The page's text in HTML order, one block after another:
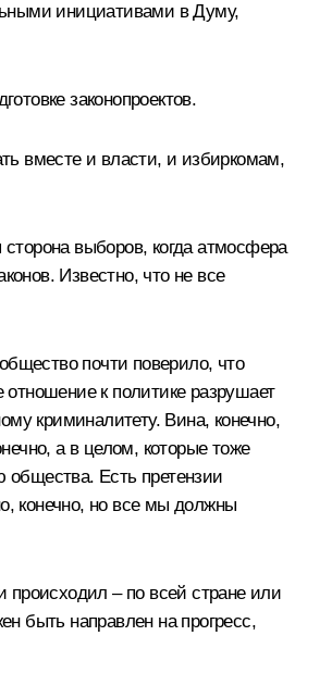
инициативами в Думу,
законопроектов.
вместе и власти, и избиркомам,
выборов, когда атмосфера
Известно, что не все
почти поверило, что
к политике разрушает
криминалитету. Вина, конечно,
а в целом, которые тоже
Есть претензии
конечно, но все мы должны
– по всей стране или
быть направлен на прогресс,